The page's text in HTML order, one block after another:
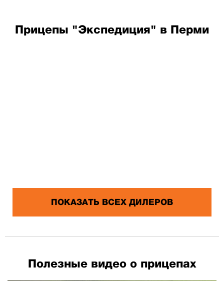
Прицепы "Экспедиция" в Перми
ПОКАЗАТЬ ВСЕХ ДИЛЕРОВ
Полезные видео о прицепах